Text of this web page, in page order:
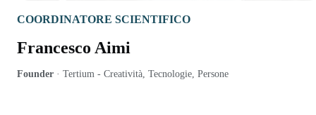
COORDINATORE SCIENTIFICO
Francesco Aimi
Founder · Tertium - Creatività, Tecnologie, Persone